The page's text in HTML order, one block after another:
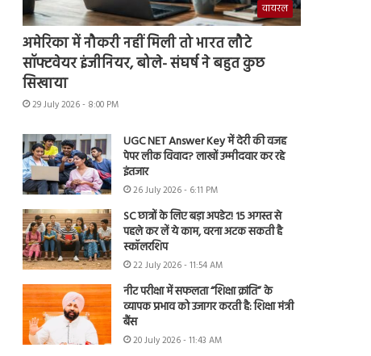
वायरल
अमेरिका में नौकरी नहीं मिली तो भारत लौटे
सॉफ्टवेयर इंजीनियर, बोले- संघर्ष ने बहुत कुछ
सिखाया
29 July 2026 - 8:00 PM
UGC NET Answer Key में देरी की वजह
पेपर लीक विवाद? लाखों उम्मीदवार कर रहे
इंतजार
26 July 2026 - 6:11 PM
SC छात्रों के लिए बड़ा अपडेट! 15 अगस्त से
पहले कर लें ये काम, वरना अटक सकती है
स्कॉलरशिप
22 July 2026 - 11:54 AM
नीट परीक्षा में सफलता “शिक्षा क्रांति” के
व्यापक प्रभाव को उजागर करती है: शिक्षा मंत्री
बैंस
20 July 2026 - 11:43 AM